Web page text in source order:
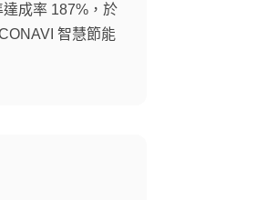
成率 187%，於
智慧節能